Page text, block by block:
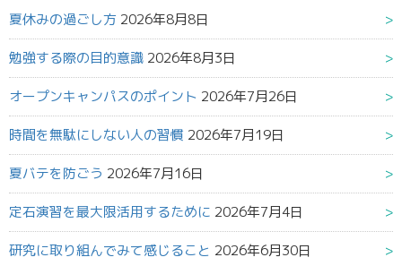
夏休みの過ごし方 2026年8月8日
勉強する際の目的意識 2026年8月3日
オープンキャンパスのポイント 2026年7月26日
時間を無駄にしない人の習慣 2026年7月19日
夏バテを防ごう 2026年7月16日
定石演習を最大限活用するために 2026年7月4日
研究に取り組んでみて感じること 2026年6月30日